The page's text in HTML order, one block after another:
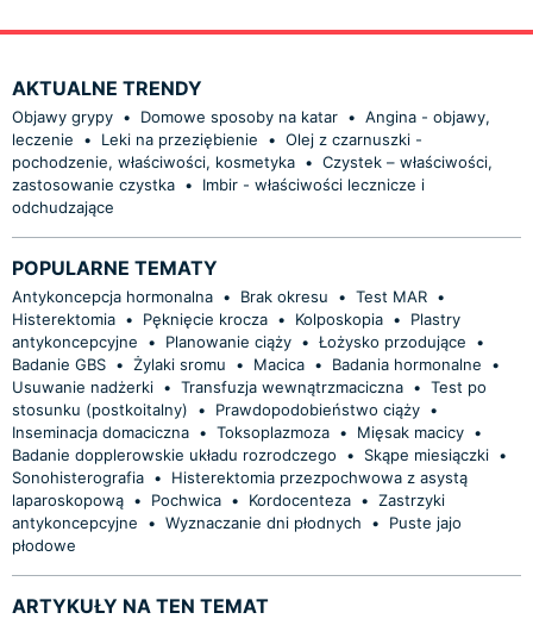
AKTUALNE TRENDY
Objawy grypy • Domowe sposoby na katar • Angina - objawy,
leczenie
• Leki na przeziębienie • Olej z czarnuszki -
pochodzenie, właściwości, kosmetyka • Czystek – właściwości,
zastosowanie czystka •
Imbir - właściwości lecznicze i
odchudzające
POPULARNE TEMATY
Antykoncepcja hormonalna • Brak okresu • Test MAR •
Histerektomia • Pęknięcie krocza • Kolposkopia •
Plastry
antykoncepcyjne
• Planowanie ciąży • Łożysko przodujące
•
Badanie GBS • Żylaki sromu • Macica • Badania hormonalne
•
Usuwanie nadżerki • Transfuzja wewnątrzmaciczna • Test po
stosunku (postkoitalny)
• Prawdopodobieństwo ciąży •
Inseminacja domaciczna • Toksoplazmoza • Mięsak macicy •
Badanie dopplerowskie układu rozrodczego
• Skąpe miesiączki •
Sonohisterografia •
Histerektomia przezpochwowa z asystą
laparoskopową • Pochwica • Kordocenteza • Zastrzyki
antykoncepcyjne
• Wyznaczanie dni płodnych •
Puste jajo
płodowe
ARTYKUŁY NA TEN TEMAT